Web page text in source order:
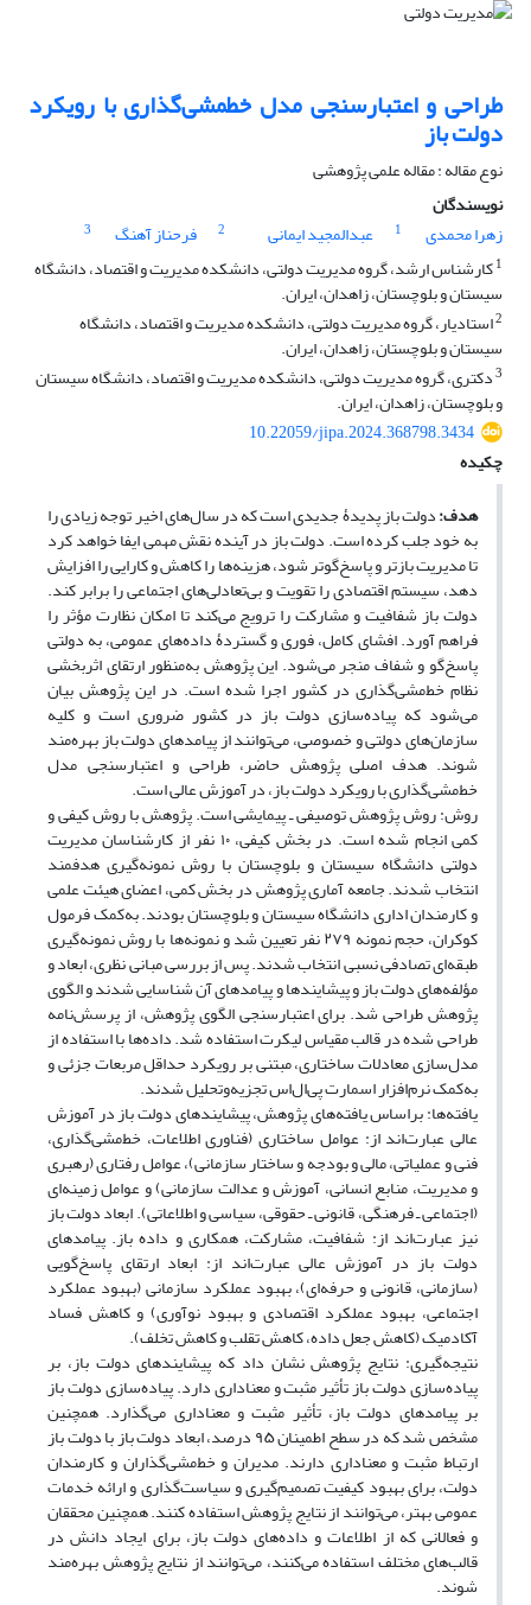
طراحی و اعتبارسنجی مدل خط‏مشی‌گذاری با رویکرد
دولت باز
نوع مقاله : مقاله علمی پژوهشی
نویسندگان
زهرا محمدی
1 عبدالمجید ایمانی 2 فرحناز آهنگ
3
1کارشناس ارشد، گروه مدیریت دولتی، دانشکده مدیریت و اقتصاد، دانشگاه
سیستان و بلوچستان، زاهدان، ایران.
2استادیار، گروه مدیریت دولتی، دانشکده مدیریت و اقتصاد، دانشگاه
سیستان و بلوچستان، زاهدان، ایران.
3دکتری، گروه مدیریت دولتی، دانشکده مدیریت و اقتصاد، دانشگاه سیستان
و بلوچستان، زاهدان، ایران.
10.22059/jipa.2024.368798.3434
چکیده
هدف:دولت باز پدیدۀ جدیدی است که در سال‌های اخیر توجه زیادی را
به خود جلب کرده است. دولت باز در آینده نقش مهمی ایفا خواهد کرد
تا مدیریت بازتر و پاسخ‌گوتر شود، هزینه‌ها را کاهش و کارایی را افزایش
دهد، سیستم اقتصادی را تقویت و بی‌تعادلی‌های اجتماعی را برابر کند.
دولت باز شفافیت و مشارکت را ترویج می‌کند تا امکان نظارت مؤثر را
فراهم آورد. افشای کامل، فوری و گستردۀ داده‌های عمومی، به دولتی
پاسخ‌گو و شفاف منجر می‌شود. این پژوهش به‌منظور ارتقای اثربخشی
نظام خط‌مشی‌گذاری در کشور اجرا شده است. در این پژوهش بیان
می‌شود که پیاده‌سازی دولت باز در کشور ضروری است و کلیه
سازمان‌های دولتی و خصوصی، می‌توانند از پیامدهای دولت باز بهره‌مند
شوند. هدف اصلی پژوهش حاضر، طراحی و اعتبارسنجی مدل
خط‌مشی‌گذاری با رویکرد دولت باز، در آموزش عالی است.
روش: روش پژوهش توصیفی ـ پیمایشی است. پژوهش با روش کیفی و
کمی انجام شده است. در بخش کیفی، ۱۰ نفر از کارشناسان مدیریت
دولتی دانشگاه سیستان و بلوچستان با روش نمونه‌گیری هدفمند
انتخاب شدند. جامعه آماری پژوهش در بخش کمی، اعضای هیئت علمی
و کارمندان اداری دانشگاه سیستان و بلوچستان بودند. به‌کمک فرمول
کوکران، حجم نمونه ۲۷۹ نفر تعیین شد و نمونه‌ها با روش نمونه‌گیری
طبقه‌ای تصادفی نسبی انتخاب شدند. پس از بررسی مبانی نظری، ابعاد و
مؤلفه‌های دولت باز و پیشایندها و پیامدهای آن شناسایی شدند و الگوی
پژوهش طراحی شد. برای اعتبارسنجی الگوی پژوهش، از پرسش‌نامه
طراحی شده در قالب مقیاس لیکرت استفاده شد. داده‌ها با استفاده از
مدل‌سازی معادلات ساختاری، مبتنی بر رویکرد حداقل مربعات جزئی و
به‌کمک نرم‌افزار اسمارت پی‌ال‌اس تجزیه‌وتحلیل شدند.
یافته‌ها: براساس یافته‌های پژوهش، پیشایندهای دولت باز در آموزش
عالی عبارت‌اند از: عوامل ساختاری (فناوری اطلاعات، خط‌مشی‌گذاری،
فنی و عملیاتی، مالی و بودجه و ساختار سازمانی)، عوامل رفتاری (رهبری
و مدیریت، منابع انسانی، آموزش و عدالت سازمانی) و عوامل زمینه‌ای
(اجتماعی ـ فرهنگی، قانونی ـ حقوقی، سیاسی و اطلاعاتی). ابعاد دولت باز
نیز عبارت‌اند از: شفافیت، مشارکت، همکاری و داده باز. پیامدهای
دولت باز در آموزش عالی عبارت‌اند از: ابعاد ارتقای پاسخ‌گویی
(سازمانی، قانونی و حرفه‌ای)، بهبود عملکرد سازمانی (بهبود عملکرد
اجتماعی، بهبود عملکرد اقتصادی و بهبود نوآوری) و کاهش فساد
آکادمیک (کاهش جعل داده، کاهش تقلب و کاهش تخلف).
نتیجه‌گیری: نتایج پژوهش نشان داد که پیشایندهای دولت باز، بر
پیاده‌سازی دولت باز تأثیر مثبت و معناداری دارد. پیاده‌سازی دولت باز
بر پیامدهای دولت باز، تأثیر مثبت و معناداری می‌گذارد. همچنین
مشخص شد که در سطح اطمینان ۹۵ درصد، ابعاد دولت باز با دولت باز
ارتباط مثبت و معناداری دارند. مدیران و خط‌مشی‌گذاران و کارمندان
دولت، برای بهبود کیفیت تصمیم‌گیری و سیاست‌گذاری و ارائه خدمات
عمومی بهتر، می‌توانند از نتایج پژوهش استفاده کنند. همچنین محققان
و فعالانی که از اطلاعات و داده‌های دولت باز، برای ایجاد دانش در
قالب‌های مختلف استفاده می‌کنند، می‌توانند از نتایج پژوهش بهره‌مند
شوند.